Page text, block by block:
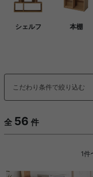
シェルフ 本棚
こだわり条件で絞り込む
全 56 件
1件